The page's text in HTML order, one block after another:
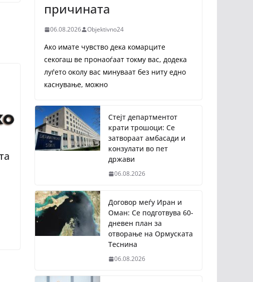
причината
06.08.2026 Objektivno24
Ако имате чувство дека комарците
секогаш ве пронаоѓаат токму вас, додека
луѓето околу вас минуваат без ниту едно
каснување, можно
Стејт департментот
крати трошоци: Се
затвораат амбасади и
конзулати во пет
држави
06.08.2026
Договор меѓу Иран и
Оман: Се подготвува 60-
дневен план за
отворање на Ормуската
Теснина
06.08.2026